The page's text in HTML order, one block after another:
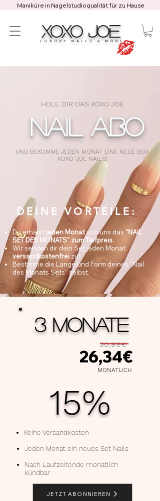
XOXO JOE
LUXURY NAILS & MORE
Maniküre in Nagelstudioqualität für zu Hause
Du erhälst jeden Monatvon uns das "NAIL
SET DES MONATS" zum Tiefpreis.
Wir senden dir dein Set jeden Monat
versandkostenfrei zu!
Bestimme die Länge und Form deines "Nail
des Monats Sets" selbst.
NAIL ABO
HOLE DIR DAS XOXO JOE
UND BEKOMME JEDEN MONAT EINE NEUE BOX
XOXO JOE NAILS!
DEINE VORTEILE:
3 MONATE
26,34€
30,99€
MONATLICH
15%
Keine Versandkosten
Jeden Monat ein neues Set Nails
Nach Laufzeitende monatlich
kündbar
JETZT ABONNIEREN